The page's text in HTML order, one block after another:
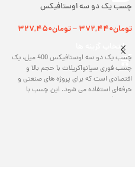
چسب یک دو سه اوستافیکس
تومان۳۷۲,۴۴۰ –تومان۳۲۷,۴۵۰
انتخاب گزینه ها
چسب یک دو سه اوستافیکس 400 میل، یک
چسب فوری سیانواکریلات با حجم بالا و
اقتصادی است که برای پروژه‌ های صنعتی و
حرفه‌ای استفاده می شود. این چسب با